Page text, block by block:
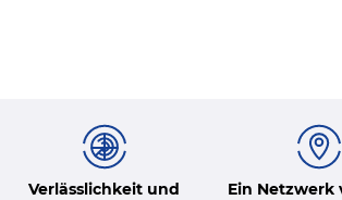
Verlässlichkeit und
Ein Netzwerk